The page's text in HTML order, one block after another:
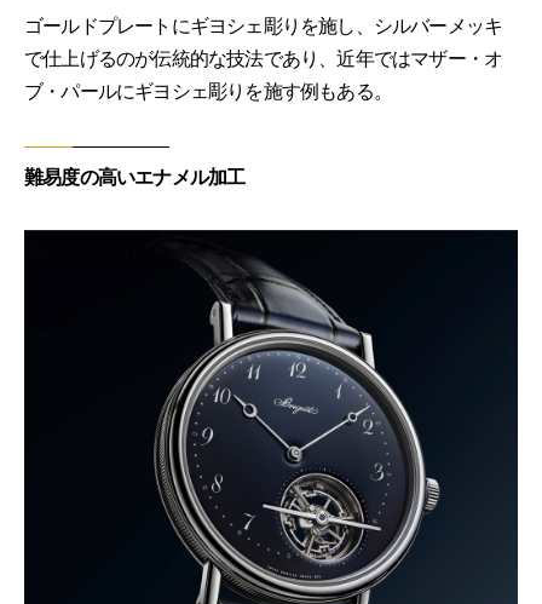
ゴールドプレートにギヨシェ彫りを施し、シルバーメッキ
で仕上げるのが伝統的な技法であり、近年ではマザー・オ
ブ・パールにギヨシェ彫りを施す例もある。
難易度の高いエナメル加工